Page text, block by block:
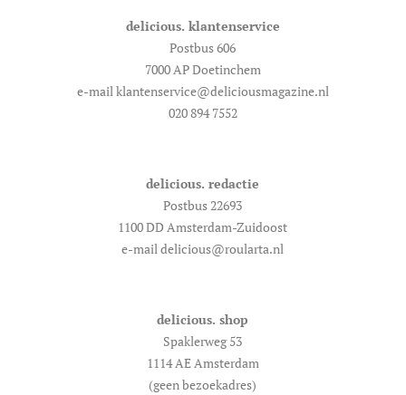
delicious. klantenservice
Postbus 606
7000 AP Doetinchem
e-mail klantenservice@deliciousmagazine.nl
020 894 7552
delicious. redactie
Postbus 22693
1100 DD Amsterdam-Zuidoost
e-mail delicious@roularta.nl
delicious. shop
Spaklerweg 53
1114 AE Amsterdam
(geen bezoekadres)